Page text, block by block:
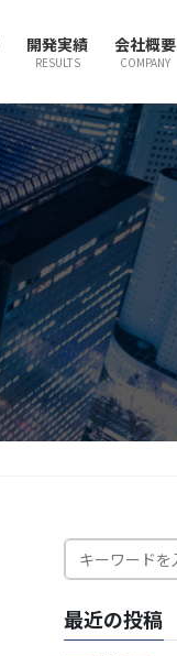
開発実績
RESULTS
会社概要
COMPANY
最近の投稿